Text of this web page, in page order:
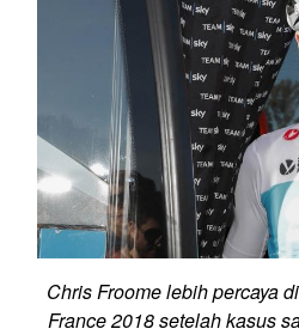
Chris Froome lebih percaya
France 2018 setelah kasus